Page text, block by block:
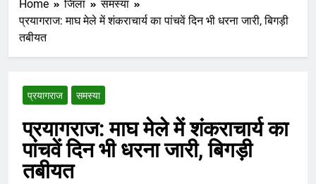
Home जिला
समस्या
प्रयागराज: माघ मेले में शंकराचार्य का पांचवें दिन भी धरना जारी, बिगड़ी
तबीयत
प्रयागराज समस्या
प्रयागराज: माघ मेले में शंकराचार्य का
पांचवें दिन भी धरना जारी, बिगड़ी
तबीयत